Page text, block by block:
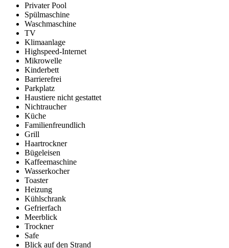
Privater Pool
Spülmaschine
Waschmaschine
TV
Klimaanlage
Highspeed-Internet
Mikrowelle
Kinderbett
Barrierefrei
Parkplatz
Haustiere nicht gestattet
Nichtraucher
Küche
Familienfreundlich
Grill
Haartrockner
Bügeleisen
Kaffeemaschine
Wasserkocher
Toaster
Heizung
Kühlschrank
Gefrierfach
Meerblick
Trockner
Safe
Blick auf den Strand